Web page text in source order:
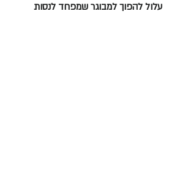
עלול להפוך למבוגר שמפחד לנסות